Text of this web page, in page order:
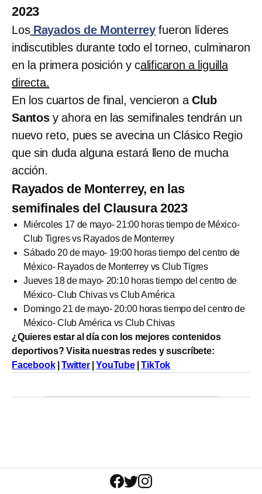
2023
LosRayados de Monterrey fueron líderes
indiscutibles durante todo el torneo, culminaron
en la primera posición y calificaron a liguilla
directa.
En los cuartos de final, vencieron a Club
Santosy ahora en las semifinales tendrán un
nuevo reto, pues se avecina un Clásico Regio
que sin duda alguna estará lleno de mucha
acción.
Rayados de Monterrey, en las
semifinales del Clausura 2023
Miércoles 17 de mayo- 21:00 horas tiempo de México-
Club Tigres vs Rayados de Monterrey
Sábado 20 de mayo- 19:00 horas tiempo del centro de
México- Rayados de Monterrey vs Club Tigres
Jueves 18 de mayo- 20:10 horas tiempo del centro de
México- Club Chivas vs Club América
Domingo 21 de mayo- 20:00 horas tiempo del centro de
México- Club América vs Club Chivas
¿Quieres estar al día con los mejores contenidos
deportivos? Visita nuestras redes y suscríbete:
Facebook|Twitter|YouTube|TikTok